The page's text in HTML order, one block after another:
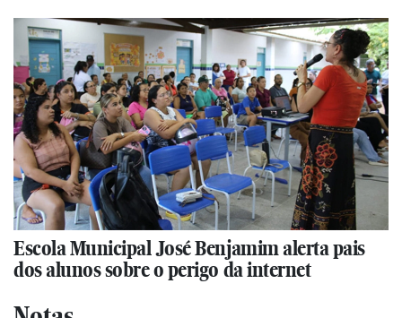
Escola Municipal José Benjamim alerta pais
dos alunos sobre o perigo da internet